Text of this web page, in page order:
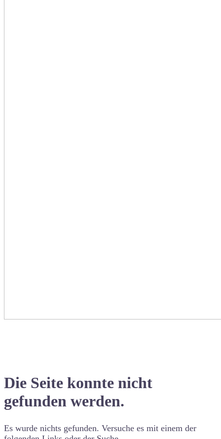
Die Seite konnte nicht
gefunden werden.
Es wurde nichts gefunden. Versuche es mit einem der